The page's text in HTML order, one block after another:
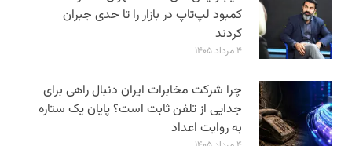
کمبود لپ‌تاپ در بازار را تا حدی جبران
کردند
۴ مرداد ۱۴۰۵
چرا شرکت مخابرات ایران دنبال راهی برای
جدایی از تلفن ثابت است؟ پایان یک ستاره
به روایت اعداد